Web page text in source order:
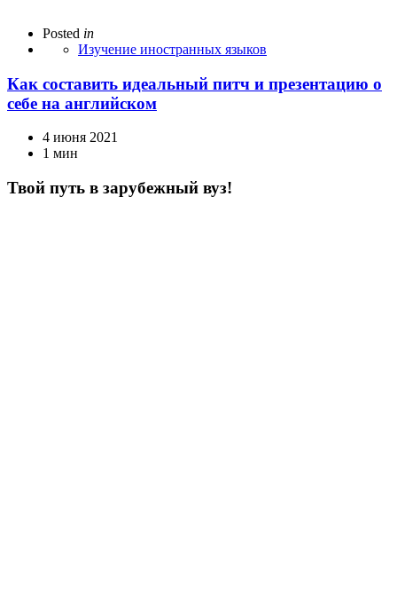
Posted in
Изучение иностранных языков
Как составить идеальный питч и презентацию о
себе на английском
4 июня 2021
1 мин
Твой путь в зарубежный вуз!